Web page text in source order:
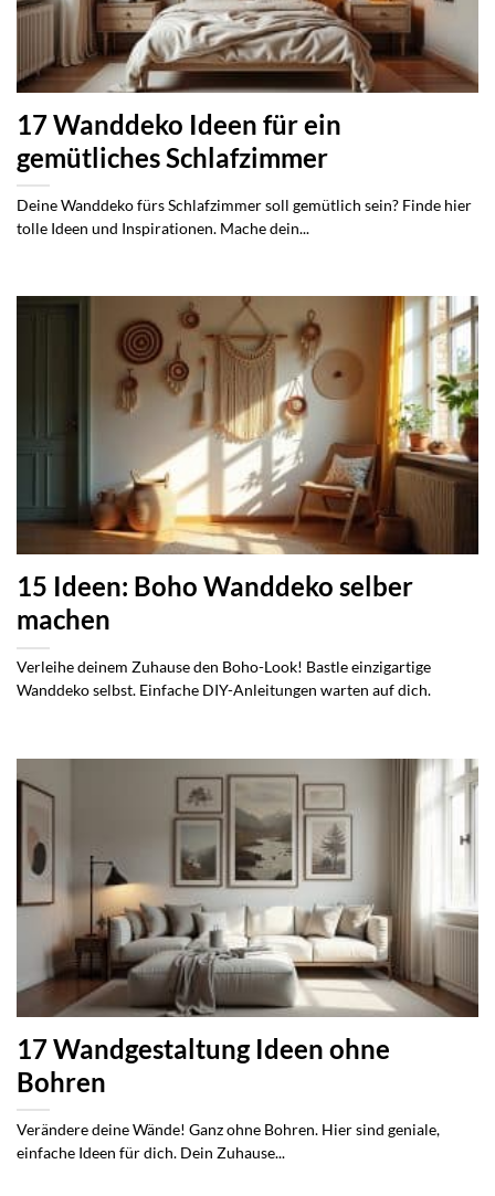
17 Wanddeko Ideen für ein
gemütliches Schlafzimmer
Deine Wanddeko fürs Schlafzimmer soll gemütlich sein? Finde hier
tolle Ideen und Inspirationen. Mache dein...
15 Ideen: Boho Wanddeko selber
machen
Verleihe deinem Zuhause den Boho-Look! Bastle einzigartige
Wanddeko selbst. Einfache DIY-Anleitungen warten auf dich.
17 Wandgestaltung Ideen ohne
Bohren
Verändere deine Wände! Ganz ohne Bohren. Hier sind geniale,
einfache Ideen für dich. Dein Zuhause...